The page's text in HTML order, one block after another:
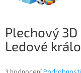
Plechový
Ledové